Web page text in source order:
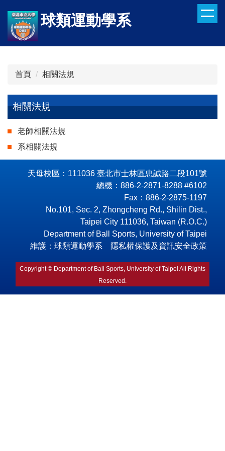
到
主
要
球類運動學系
首頁 相關法規
相關法規
老師相關法規
系相關法規
天母校區：111036 臺北市士林區忠誠路二段101號
總機：886-2-2871-8288 #6102
Fax：886-2-2875-1197
No.101, Sec. 2, Zhongcheng Rd., Shilin Dist.,
Taipei City 111036, Taiwan (R.O.C.)
Department of Ball Sports, University of Taipei
維護：球類運動學系 隱私權保護及資訊安全政策
Copyright © Department of Ball Sports, University of Taipei All Rights
Reserved.